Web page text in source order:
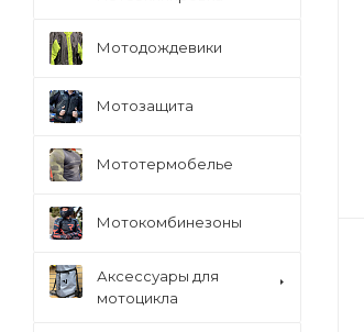
Мотодождевики
Мотозащита
Мототермобелье
Мотокомбинезоны
Аксессуары для
мотоцикла